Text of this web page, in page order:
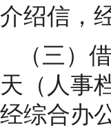
介绍信，
（三）
天（人事
经综合办